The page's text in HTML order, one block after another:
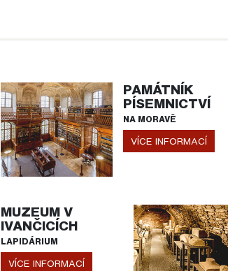
PAMÁTNÍK
PÍSEMNICTVÍ
NA MORAVĚ
VÍCE INFORMACÍ
MUZEUM V
IVANČICÍCH
LAPIDÁRIUM
VÍCE INFORMACÍ